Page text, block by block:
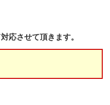
応させて頂きます。